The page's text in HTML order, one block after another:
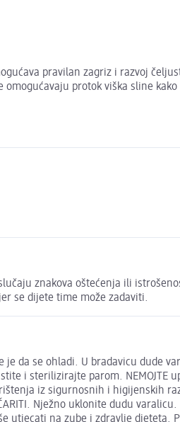
pravilan zagriz i razvoj
protok viška sline kako
znakova oštećenja ili
se dijete time može zadaviti.
da se ohladi. U bradavicu dude
i sterilizirajte parom. NEMOJTE
iz sigurnosnih i higijenskih
Nježno uklonite dudu
utjecati na zube i zdravlje djeteta.